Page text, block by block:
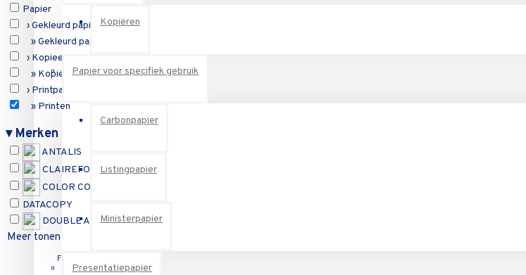
Kopiëren
Papier voor specifiek gebruik
Carbonpapier
Listingpapier
Ministerpapier
Presentatiepapier
Papier
› Gekleurd papier
» Gekleurd papier
› Kopieerpapier
» Kopiëren
› Printpapier
» Printen
▾Merken
ANTALIS
CLAIREFONTAINE
COLOR COPY
DATACOPY
DOUBLE A
Meer tonen
Filter resetten